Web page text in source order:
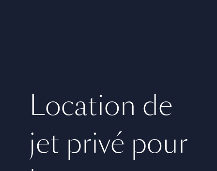
Location de
jet privé pour